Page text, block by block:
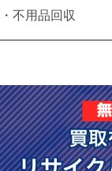
・不用品回収